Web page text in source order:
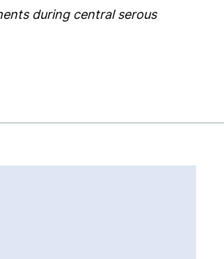
during central serous